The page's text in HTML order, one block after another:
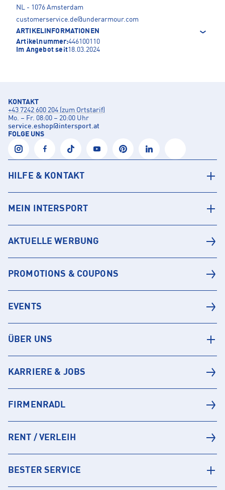
NL - 1076 Amsterdam
customerservice.de@underarmour.com
ARTIKELINFORMATIONEN
Artikelnummer:446100110
Im Angebot seit18.03.2024
KONTAKT
+43 7242 600 204 (zum Ortstarif)
Mo. – Fr. 08:00 – 20:00 Uhr
service.eshop@intersport.at
FOLGE UNS
HILFE & KONTAKT
MEIN INTERSPORT
AKTUELLE WERBUNG
PROMOTIONS & COUPONS
EVENTS
ÜBER UNS
KARRIERE & JOBS
FIRMENRADL
RENT / VERLEIH
BESTER SERVICE